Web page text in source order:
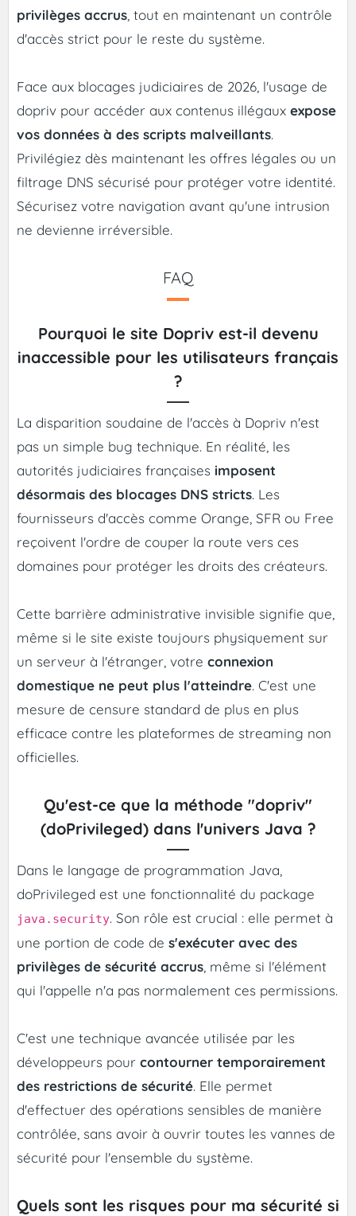
privilèges accrus , tout en maintenant un contrôle
d'accès strict pour le reste du système.
Face aux blocages judiciaires de 2026, l'usage de
dopriv pour accéder aux contenus illégaux expose
vos données à des scripts malveillants.
Privilégiez dès maintenant les offres légales ou un
filtrage DNS sécurisé pour protéger votre identité.
Sécurisez votre navigation avant qu'une intrusion
ne devienne irréversible.
FAQ
Pourquoi le site Dopriv est-il devenu
inaccessible pour les utilisateurs français
?
La disparition soudaine de l'accès à Dopriv n'est
pas un simple bug technique. En réalité, les
autorités judiciaires françaises imposent
désormais des blocages DNS stricts. Les
fournisseurs d'accès comme Orange, SFR ou Free
reçoivent l'ordre de couper la route vers ces
domaines pour protéger les droits des créateurs.
Cette barrière administrative invisible signifie que,
même si le site existe toujours physiquement sur
un serveur à l'étranger, votre connexion
domestique ne peut plus l'atteindre. C'est une
mesure de censure standard de plus en plus
efficace contre les plateformes de streaming non
officielles.
Qu'est-ce que la méthode "dopriv"
(doPrivileged) dans l'univers Java ?
Dans le langage de programmation Java,
doPrivileged est une fonctionnalité du package
java.security. Son rôle est crucial : elle permet à
une portion de code de s'exécuter avec des
privilèges de sécurité accrus , même si l'élément
qui l'appelle n'a pas normalement ces permissions.
C'est une technique avancée utilisée par les
développeurs pour contourner temporairement
des restrictions de sécurité. Elle permet
d'effectuer des opérations sensibles de manière
contrôlée, sans avoir à ouvrir toutes les vannes de
sécurité pour l'ensemble du système.
Quels sont les risques pour ma sécurité si